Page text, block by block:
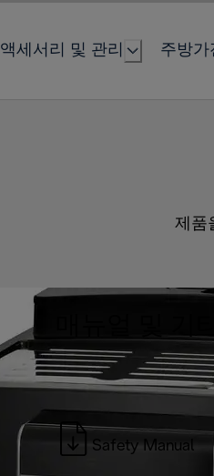
액세서리 및 관리 주방가
제품
Safety Manual